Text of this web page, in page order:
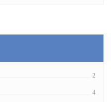
2
4